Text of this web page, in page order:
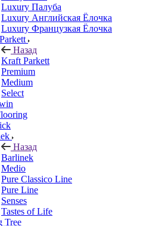
Luxury Палуба
Luxury Английская Ёлочка
Luxury Французкая Ёлочка
Назад
Kraft Parkett
Premium
Medium
Select
Назад
Barlinek
Medio
Pure Classico Line
Pure Line
Senses
Tastes of Life
Tree